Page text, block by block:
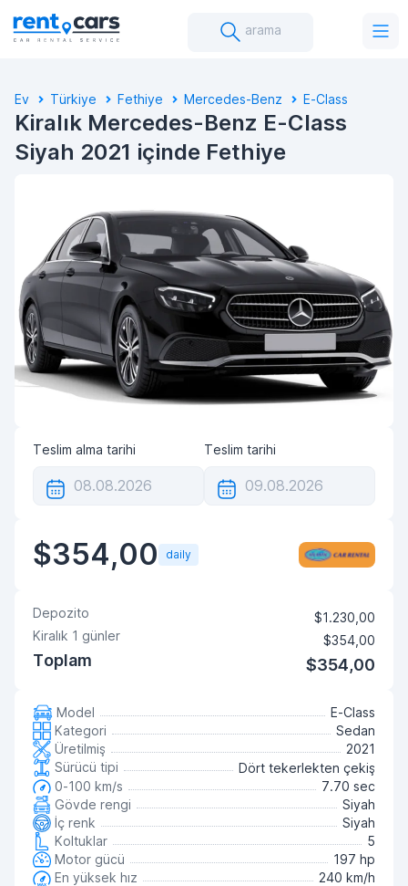
arama
Ev Türkiye Fethiye Mercedes-Benz E-Class
Kiralık Mercedes-Benz E-Class
Siyah 2021 içinde Fethiye
Teslim alma tarihi Teslim tarihi
$354,00 daily
Depozito
$1.230,00
Kiralık 1 günler $354,00
Toplam $354,00
Model
E-Class
Kategori
Sedan
Üretilmiş
2021
Sürücü tipi
Dört tekerlekten çekiş
0-100 km/s
7.70 sec
Gövde rengi
Siyah
İç renk
Siyah
Koltuklar
5
Motor gücü
197 hp
En yüksek hız
240 km/h